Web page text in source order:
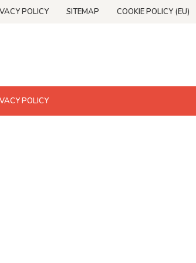
POLICY SITEMAP COOKIE POLICY (EU)
POLICY